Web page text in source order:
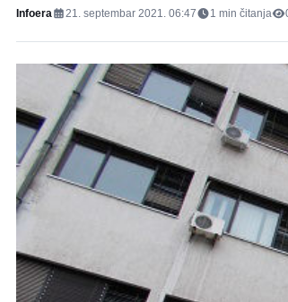
Infoera 21. septembar 2021. 06:47 1 min čitanja